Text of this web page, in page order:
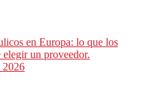
en Europa: lo que los
elegir un proveedor.
2026